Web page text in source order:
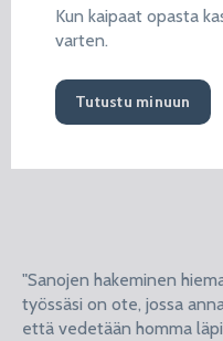
Kun kaipaat opasta
varten.
Tutustu minuun
"Sanojen hakeminen
työssäsi on ote, jossa
että vedetään homma